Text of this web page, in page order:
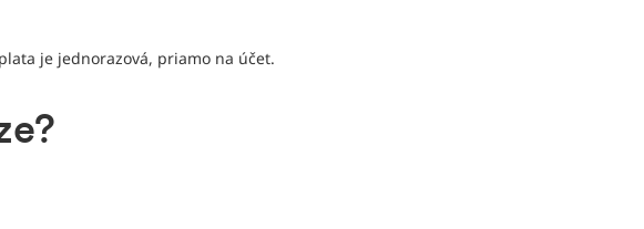
je jednorazová, priamo na účet.